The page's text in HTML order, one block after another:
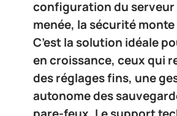
configuration du serveur
menée, la sécurité monte
C’est la solution idéale
en croissance, ceux qui
des réglages fins, une
autonome des